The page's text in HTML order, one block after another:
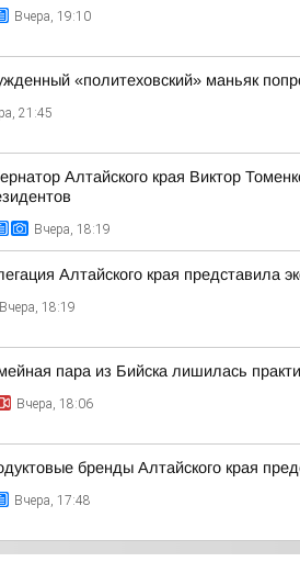
Вчера, 19:10
«политеховский» маньяк
21:45
Алтайского края Виктор
Вчера, 18:19
Алтайского края представила
Вчера, 18:19
пара из Бийска лишилась
Вчера, 18:06
бренды Алтайского края
Вчера, 17:48